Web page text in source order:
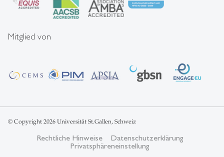
Mitglied von
© Copyright 2026 Universität St.Gallen, Schweiz
Rechtliche Hinweise
Datenschutzerklärung
Privatsphäreneinstellung